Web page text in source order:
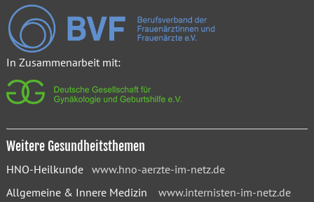
In Zusammenarbeit mit:
Weitere Gesundheitsthemen
HNO-Heilkunde www.hno-aerzte-im-netz.de
Allgemeine & Innere Medizin www.internisten-im-netz.de